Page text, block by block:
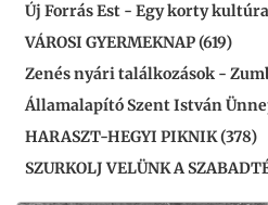
Új Forrás Est - Egy korty kultúra
VÁROSI GYERMEKNAP (619)
Zenés nyári találkozások -
Államalapító Szent István
HARASZT-HEGYI PIKNIK (378)
SZURKOLJ VELÜNK A